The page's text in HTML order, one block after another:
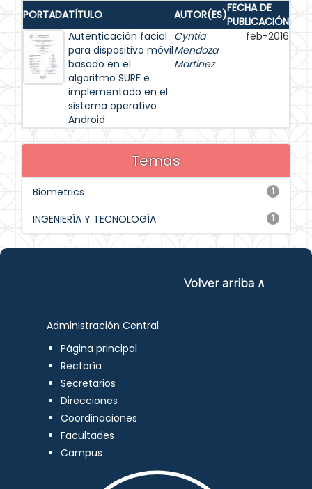
PORTADATÍTULO AUTOR(ES)FECHA DE
PUBLICACIÓN
Autenticación facial
para dispositivo móvil
basado en el
algoritmo SURF e
implementado en el
sistema operativo
Android
Cyntia
Mendoza
Martinez
feb-2016
Temas
1
Biometrics
1
INGENIERÍA Y TECNOLOGÍA
Volver arriba ∧
Administración Central
Página principal
Rectoría
Secretarios
Direcciones
Coordinaciones
Facultades
Campus